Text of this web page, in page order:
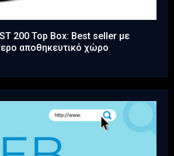
200 Top Box: Best seller με
αποθηκευτικό χώρο